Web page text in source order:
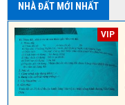
NHÀ ĐẤT MỚI NHẤT